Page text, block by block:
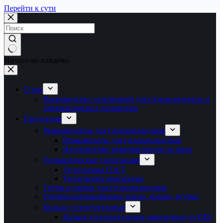
Перейти к сути
Ничего не найдено
О нас
Производство уплотнений для гидравлических и
пневматических цилиндров
Продукция
Ремкомплекты для гидроцилиндров
Ремкомплкты для гидроцилиндров
Изготовление ремкомплектов на заказ
Гидравлические уплотнения
Уплотнения ГОСТ
Уплотнения импортные
Трубы и штоки для гидроцилиндров
Опорно-направляющие ленты, кольца, втулки
Кольца уплотнительные
Кольца уплотнительные импортные по DIN